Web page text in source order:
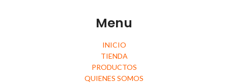
Menu
INICIO
TIENDA
PRODUCTOS
QUIENES SOMOS